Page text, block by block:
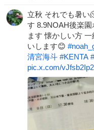
立秋 それでも暑い
す 8.9NOAH後楽
ます 懐かしい方
いします😊 #
清宮海斗 #KENTA #
pic.x.com/